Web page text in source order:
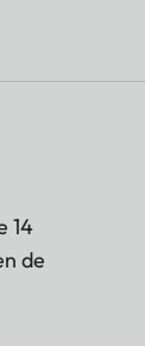
14
de